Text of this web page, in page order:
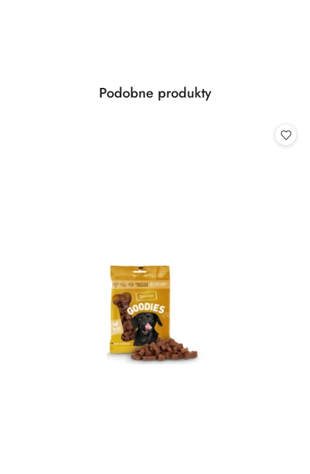
Pomiń karuzelę produktów
Produkty
Podobne produkty